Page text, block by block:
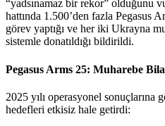
“yadsınamaz bir rekor” olduğunu
hattında 1.500’den fazla Pegasus
görev yaptığı ve her iki Ukrayna
sistemle donatıldığı bildirildi.
Pegasus Arms 25: Muharebe
2025 yılı operasyonel sonuçlarına
hedefleri etkisiz hale getirdi: